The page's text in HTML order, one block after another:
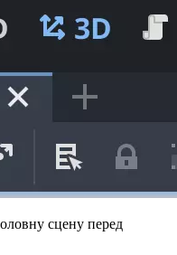
сцену перед